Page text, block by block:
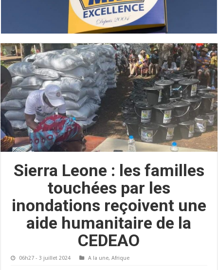
Sierra Leone : les familles
touchées par les
inondations reçoivent une
aide humanitaire de la
CEDEAO
06h27 - 3 juillet 2024 A la une,Afrique